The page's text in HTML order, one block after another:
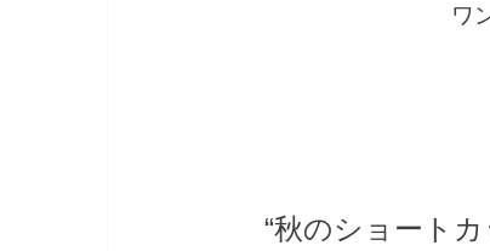
ワ
“秋のショート